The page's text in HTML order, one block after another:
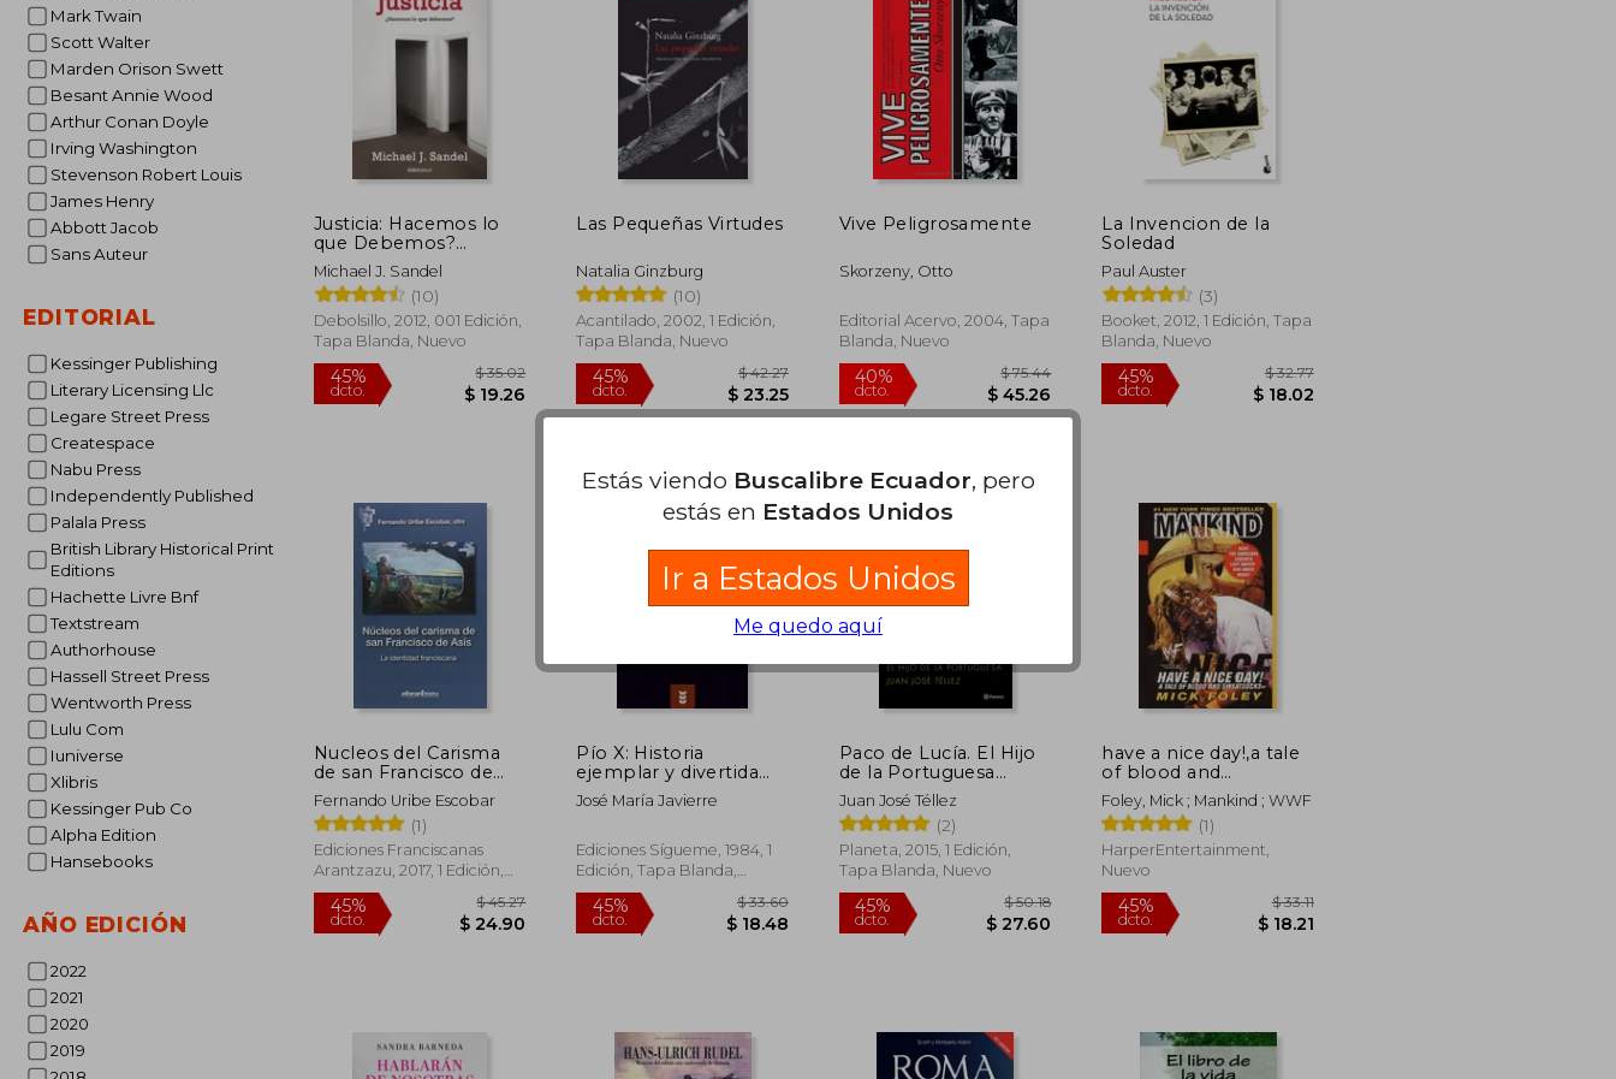
Mark Twain
Scott Walter
Marden Orison Swett
Besant Annie Wood
Arthur Conan Doyle
Irving Washington
Stevenson Robert Louis
James Henry
Abbott Jacob
Sans Auteur
EDITORIAL
Kessinger Publishing
Literary Licensing Llc
Legare Street Press
Createspace
Nabu Press
Independently Published
Palala Press
British Library Historical Print
Editions
Hachette Livre Bnf
Textstream
Authorhouse
Hassell Street Press
Wentworth Press
Lulu Com
Iuniverse
Xlibris
Kessinger Pub Co
Alpha Edition
Hansebooks
AÑO EDICIÓN
2022
2021
2020
2019
45%
dcto.
45%
dcto.
$ 32.39
$ 17.82
45%
dcto.
Justicia: Hacemos lo
que Debemos?
(Ensayo (Debolsillo))
Michael J. Sandel
(10)
Debolsillo, 2012, 001 Edición,
Tapa Blanda, Nuevo
45%
$ 19.26
Las Pequeñas Virtudes
Natalia Ginzburg
(10)
Acantilado, 2002, 1 Edición,
Tapa Blanda, Nuevo
$ 23.25
Vive Peligrosamente
Skorzeny, Otto
Editorial Acervo, 2004, Tapa
Blanda, Nuevo
dcto.
$ 75.44
$ 45.26
La Invencion de la
Soledad
Paul Auster
(3)
Booket, 2012, 1 Edición, Tapa
Blanda, Nuevo
45%
dcto.
Nucleos del Carisma
de san Francisco de
Asis
Fernando Uribe Escobar
(1)
Ediciones Franciscanas
Arantzazu, 2017, 1 Edición,
Tapa Blanda, Nuevo
Pío X: Historia
ejemplar y divertida
del Papa santo y
querido en nuestro
José María Javierre
Ediciones Sígueme, 1984, 1
Edición, Tapa Blanda,
Nuevo
Paco de Lucía. El Hijo
de la Portuguesa
(Biografias y
Memorias)
Juan José Téllez
(2)
Planeta, 2015, 1 Edición,
Tapa Blanda, Nuevo
have a nice day!,a tale
of blood and
sweatsocks (en Inglés)
Foley, Mick ; Mankind ; WWF
(1)
HarperEntertainment,
Nuevo
Estás viendo Buscalibre Ecuador, pero
estás en Estados Unidos
Ir a Estados Unidos
Me quedo aquí